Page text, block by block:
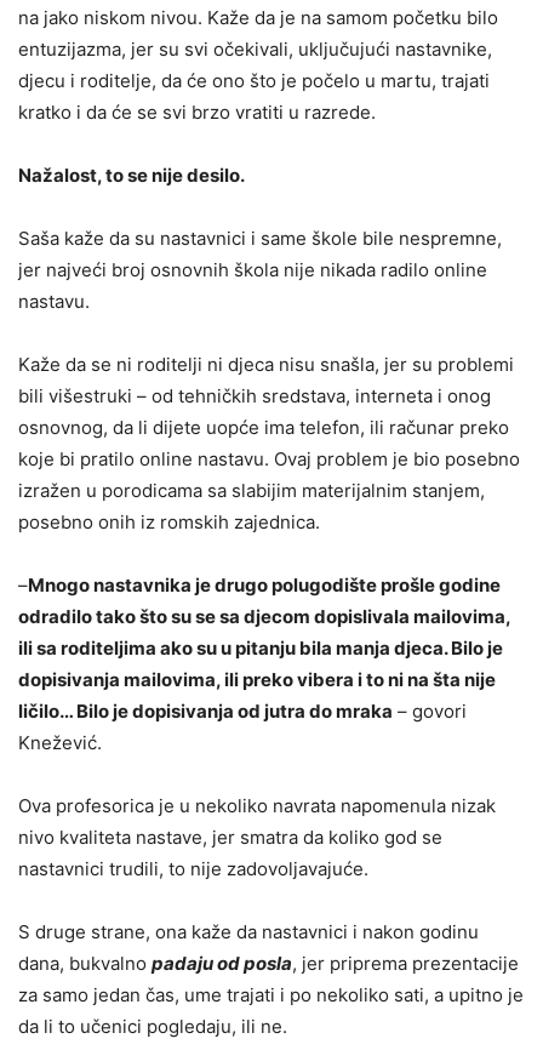
na jako niskom nivou. Kaže da je na samom početku bilo
entuzijazma, jer su svi očekivali, uključujući nastavnike,
djecu i roditelje, da će ono što je počelo u martu, trajati
kratko i da će se svi brzo vratiti u razrede.
Nažalost, to se nije desilo.
Saša kaže da su nastavnici i same škole bile nespremne,
jer najveći broj osnovnih škola nije nikada radilo online
nastavu.
Kaže da se ni roditelji ni djeca nisu snašla, jer su problemi
bili višestruki – od tehničkih sredstava, interneta i onog
osnovnog, da li dijete uopće ima telefon, ili računar preko
koje bi pratilo online nastavu. Ovaj problem je bio posebno
izražen u porodicama sa slabijim materijalnim stanjem,
posebno onih iz romskih zajednica.
–Mnogo nastavnika je drugo polugodište prošle godine
odradilo tako što su se sa djecom dopislivala mailovima,
ili sa roditeljima ako su u pitanju bila manja djeca. Bilo je
dopisivanja mailovima, ili preko vibera i to ni na šta nije
ličilo… Bilo je dopisivanja od jutra do mraka – govori
Knežević.
Ova profesorica je u nekoliko navrata napomenula nizak
nivo kvaliteta nastave, jer smatra da koliko god se
nastavnici trudili, to nije zadovoljavajuće.
S druge strane, ona kaže da nastavnici i nakon godinu
dana, bukvalno padaju od posla, jer priprema prezentacije
za samo jedan čas, ume trajati i po nekoliko sati, a upitno je
da li to učenici pogledaju, ili ne.